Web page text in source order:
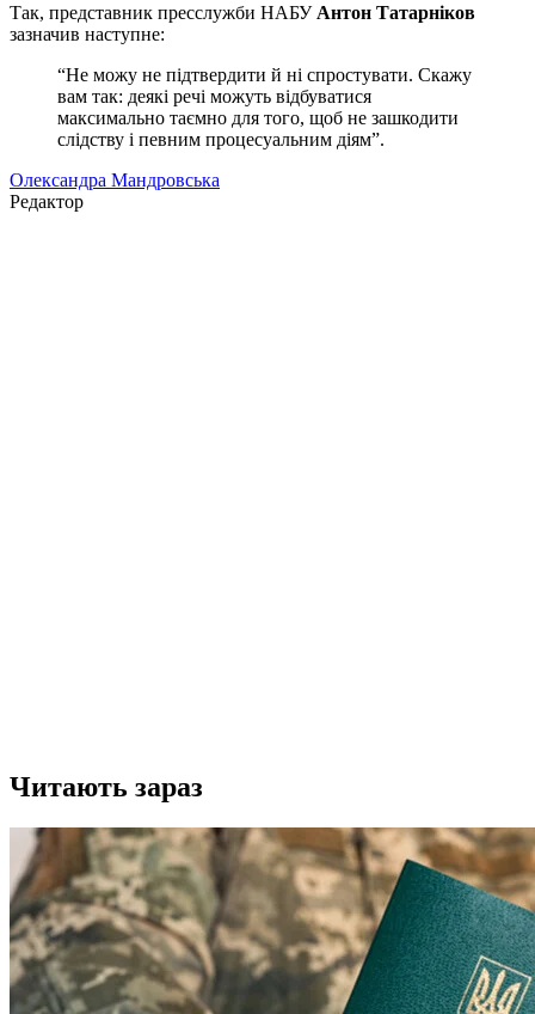
Так, представник пресслужби НАБУ Антон Татарніков
зазначив наступне:
“Не можу не підтвердити й ні спростувати. Скажу
вам так: деякі речі можуть відбуватися
максимально таємно для того, щоб не зашкодити
слідству і певним процесуальним діям”.
Олександра Мандровська
Редактор
Читають зараз